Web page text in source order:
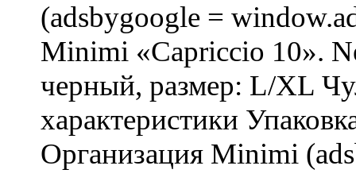
(adsbygoogle =
Minimi «Capriccio 10».
черный, размер: L/XL
характеристики
Организация Minimi